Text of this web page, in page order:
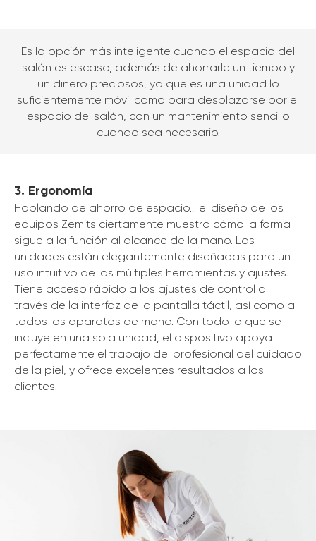
Es la opción más inteligente cuando el espacio del
salón es escaso, además de ahorrarle un tiempo y
un dinero preciosos, ya que es una unidad lo
suficientemente móvil como para desplazarse por el
espacio del salón, con un mantenimiento sencillo
cuando sea necesario.
3. Ergonomía
Hablando de ahorro de espacio... el diseño de los
equipos Zemits ciertamente muestra cómo la forma
sigue a la función al alcance de la mano. Las
unidades están elegantemente diseñadas para un
uso intuitivo de las múltiples herramientas y ajustes.
Tiene acceso rápido a los ajustes de control a
través de la interfaz de la pantalla táctil, así como a
todos los aparatos de mano. Con todo lo que se
incluye en una sola unidad, el dispositivo apoya
perfectamente el trabajo del profesional del cuidado
de la piel, y ofrece excelentes resultados a los
clientes.